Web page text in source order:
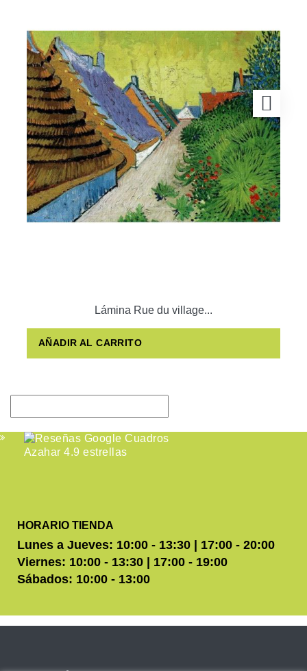
Lámina Rue du village...
AÑADIR AL CARRITO
HORARIO TIENDA
Lunes a Jueves: 10:00 - 13:30 | 17:00 - 20:00
Viernes: 10:00 - 13:30 | 17:00 - 19:00
Sábados: 10:00 - 13:00